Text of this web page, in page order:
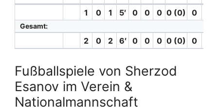
1
0 1 5′ 0 0 0 0 (0) 0
Gesamt:
2 0 2 6′ 0 0 0 0 (0) 0
Fußballspiele von Sherzod
Esanov im Verein &
Nationalmannschaft